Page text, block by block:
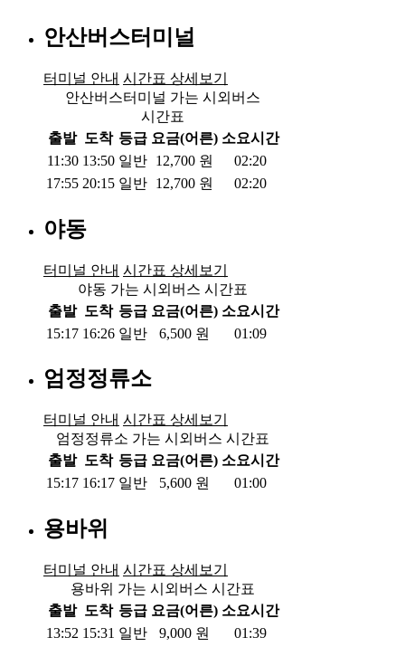
안산버스터미널
터미널 안내 시간표 상세보기
안산버스터미널 가는 시외버스
시간표
출발 도착 등급 요금(어른) 소요시간
11:30 13:50 일반 12,700 원
02:20
17:55 20:15 일반 12,700 원 02:20
야동
터미널 안내 시간표 상세보기
야동 가는 시외버스 시간표
출발 도착 등급 요금(어른) 소요시간
15:17 16:26 일반 6,500 원 01:09
엄정정류소
터미널 안내 시간표 상세보기
엄정정류소 가는 시외버스 시간표
출발 도착 등급 요금(어른) 소요시간
15:17 16:17 일반 5,600 원 01:00
용바위
터미널 안내 시간표 상세보기
용바위 가는 시외버스 시간표
출발 도착 등급 요금(어른) 소요시간
13:52 15:31 일반 9,000 원
01:39